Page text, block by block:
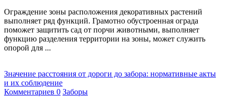
Ограждение зоны расположения декоративных растений
выполняет ряд функций. Грамотно обустроенная ограда
поможет защитить сад от порчи животными, выполняет
функцию разделения территории на зоны, может служить
опорой для ...
Значение расстояния от дороги до забора: нормативные акты
и их соблюдение
Комментариев 0 Заборы